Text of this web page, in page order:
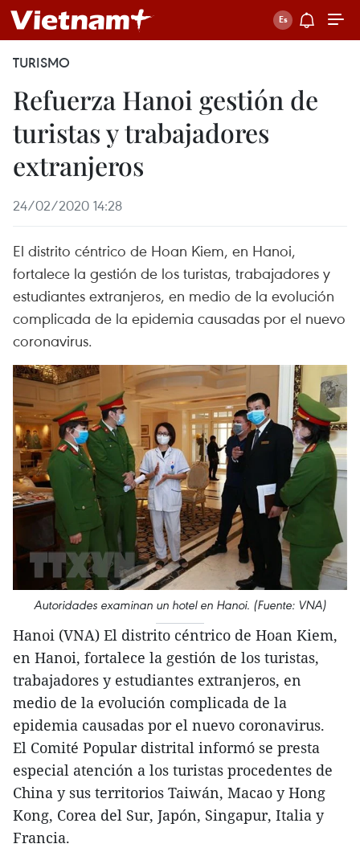
TURISMO
Refuerza Hanoi gestión de
turistas y trabajadores
extranjeros
24/02/2020 14:28
El distrito céntrico de Hoan Kiem, en Hanoi,
fortalece la gestión de los turistas, trabajadores y
estudiantes extranjeros, en medio de la evolución
complicada de la epidemia causadas por el nuevo
coronavirus.
Autoridades examinan un hotel en Hanoi. (Fuente: VNA)
Hanoi (VNA) El distrito céntrico de Hoan Kiem,
en Hanoi, fortalece la gestión de los turistas,
trabajadores y estudiantes extranjeros, en
medio de la evolución complicada de la
epidemia causadas por el nuevo coronavirus.
El Comité Popular distrital informó se presta
especial atención a los turistas procedentes de
China y sus territorios Taiwán, Macao y Hong
Kong, Corea del Sur, Japón, Singapur, Italia y
Francia.